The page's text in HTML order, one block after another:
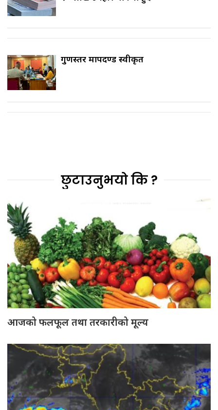
गुणस्तर मापदण्ड स्वीकृत
छुटाउनुभयो कि ?
आजको फलफूल तथा तरकारीको मूल्य